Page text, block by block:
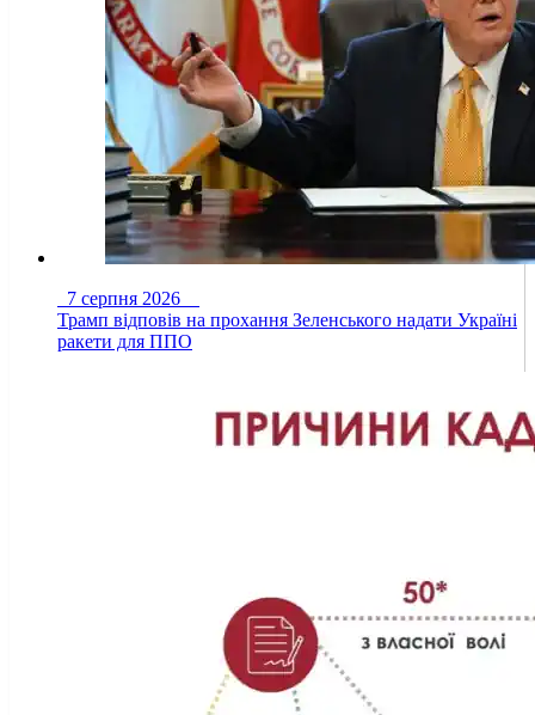
7 серпня 2026
Трамп відповів на прохання Зеленського надати Україні
ракети для ППО